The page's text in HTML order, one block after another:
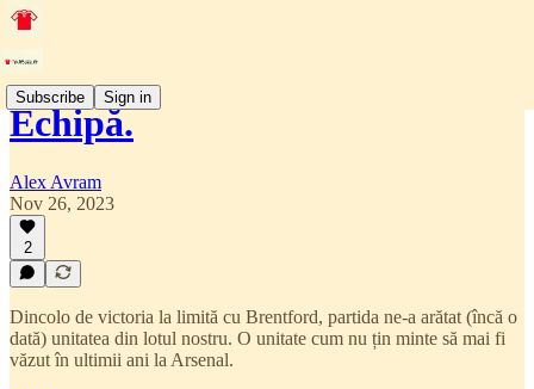
Subscribe Sign in
Echipă.
Alex Avram
Nov 26, 2023
2
Dincolo de victoria la limită cu Brentford, partida ne-a arătat (încă o
dată) unitatea din lotul nostru. O unitate cum nu țin minte să mai fi
văzut în ultimii ani la Arsenal.